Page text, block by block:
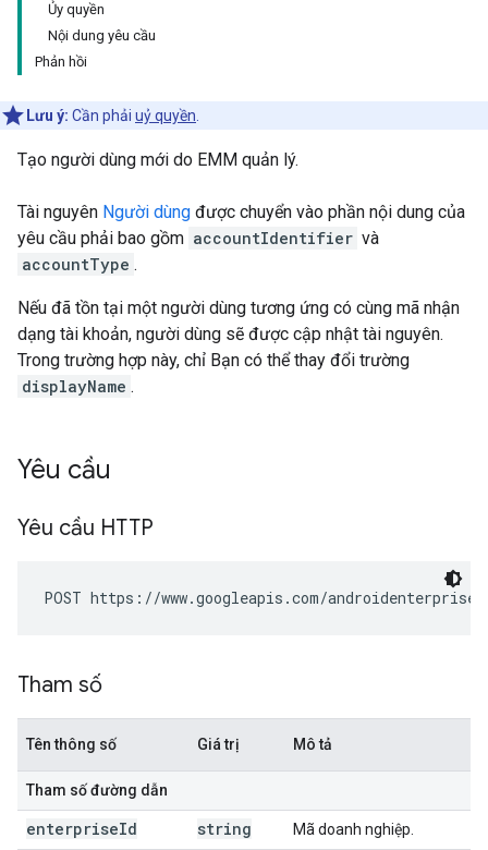
Ủy quyền
Nội dung yêu cầu
Phản hồi
Lưu ý: Cần phải uỷ quyền
Tạo người dùng mới do EMM quản lý.
Tài nguyên Người dùng được chuyển vào phần nội dung của
yêu cầu phải bao gồm accountIdentifier và
accountType .
Nếu đã tồn tại một người dùng tương ứng có cùng mã nhận
dạng tài khoản, người dùng sẽ được cập nhật tài nguyên.
Trong trường hợp này, chỉ Bạn có thể thay đổi trường
displayName .
Yêu cầu
Yêu cầu HTTP
POST https://www.googleapis.com/
Tham số
Tên thông số Giá trị Mô tả
Tham số đường dẫn
enterpriseId string Mã doanh nghiệp.